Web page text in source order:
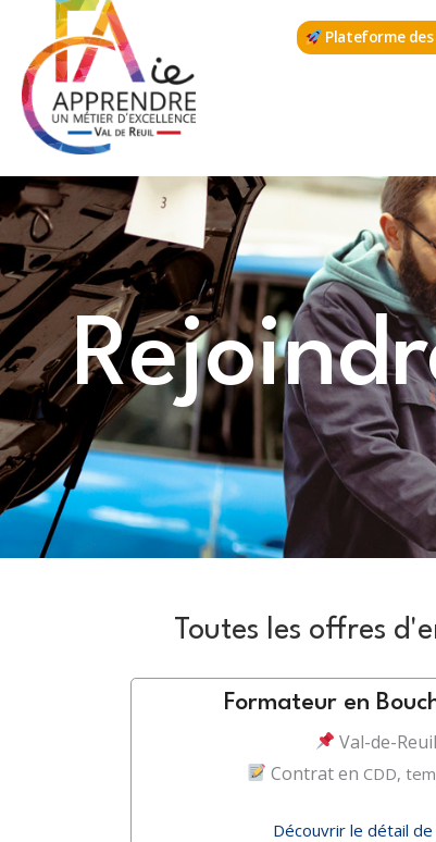
contenu
Plateforme
Toutes les offres
Formateur en
Val-de-Reuil
Contrat en CDD,
Découvrir le détail